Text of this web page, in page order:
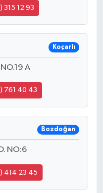
315 12 93
Koçarlı
A
761 40 43
Bozdoğan
NO:6
414 23 45